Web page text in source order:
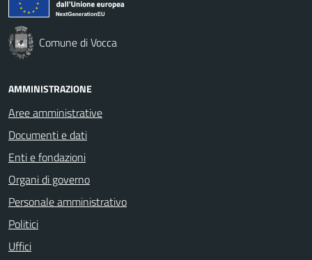
Comune di Vocca
AMMINISTRAZIONE
Aree amministrative
Documenti e dati
Enti e fondazioni
Organi di governo
Personale amministrativo
Politici
Uffici